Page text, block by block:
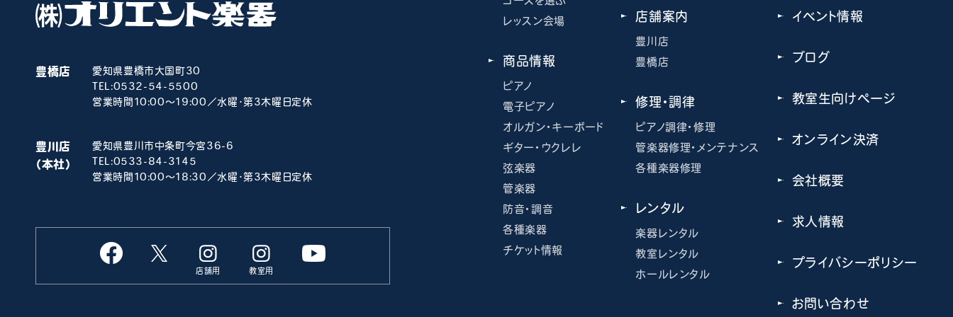
豊橋店
愛知県豊橋市大国町30
TEL:0532-54-5500
営業時間10:00～19:00／水曜･第3木曜日定休
豊川店
（本社）
愛知県豊川市中条町今宮36-6
TEL:0533-84-3145
営業時間10:00～18:30／水曜･第3木曜日定休
店舗用 教室用
レッスン会場
商品情報
ピアノ
電子ピアノ
オルガン・キーボード
ギター・ウクレレ
弦楽器
管楽器
防音・調音
各種楽器
チケット情報
店舗案内
豊川店
豊橋店
修理・調律
ピアノ調律・修理
管楽器修理・メンテナンス
各種楽器修理
レンタル
楽器レンタル
教室レンタル
ホールレンタル
イベント情報
ブログ
教室生向けページ
オンライン決済
会社概要
求人情報
プライバシーポリシー
お問い合わせ